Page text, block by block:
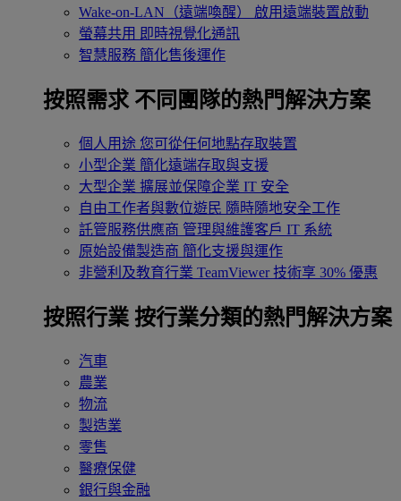
Wake-on-LAN（遠端喚醒）
啟用遠端裝置啟動
螢幕共用 即時視覺化通訊
智慧服務 簡化售後運作
按照需求 不同團隊的熱門解決方案
個人用途 您可從任何地點存取裝置
小型企業 簡化遠端存取與支援
大型企業 擴展並保障企業 IT 安全
自由工作者與數位遊民 隨時隨地安全工作
託管服務供應商 管理與維護客戶 IT 系統
原始設備製造商 簡化支援與運作
非營利及教育行業 TeamViewer 技術享 30% 優惠
按照行業 按行業分類的熱門解決方案
汽車
農業
物流
製造業
零售
醫療保健
銀行與金融